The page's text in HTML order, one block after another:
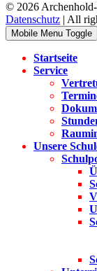
© 2026
Datenschutz | All
Mobile Menu Toggle
Startseite
Service
Unsere